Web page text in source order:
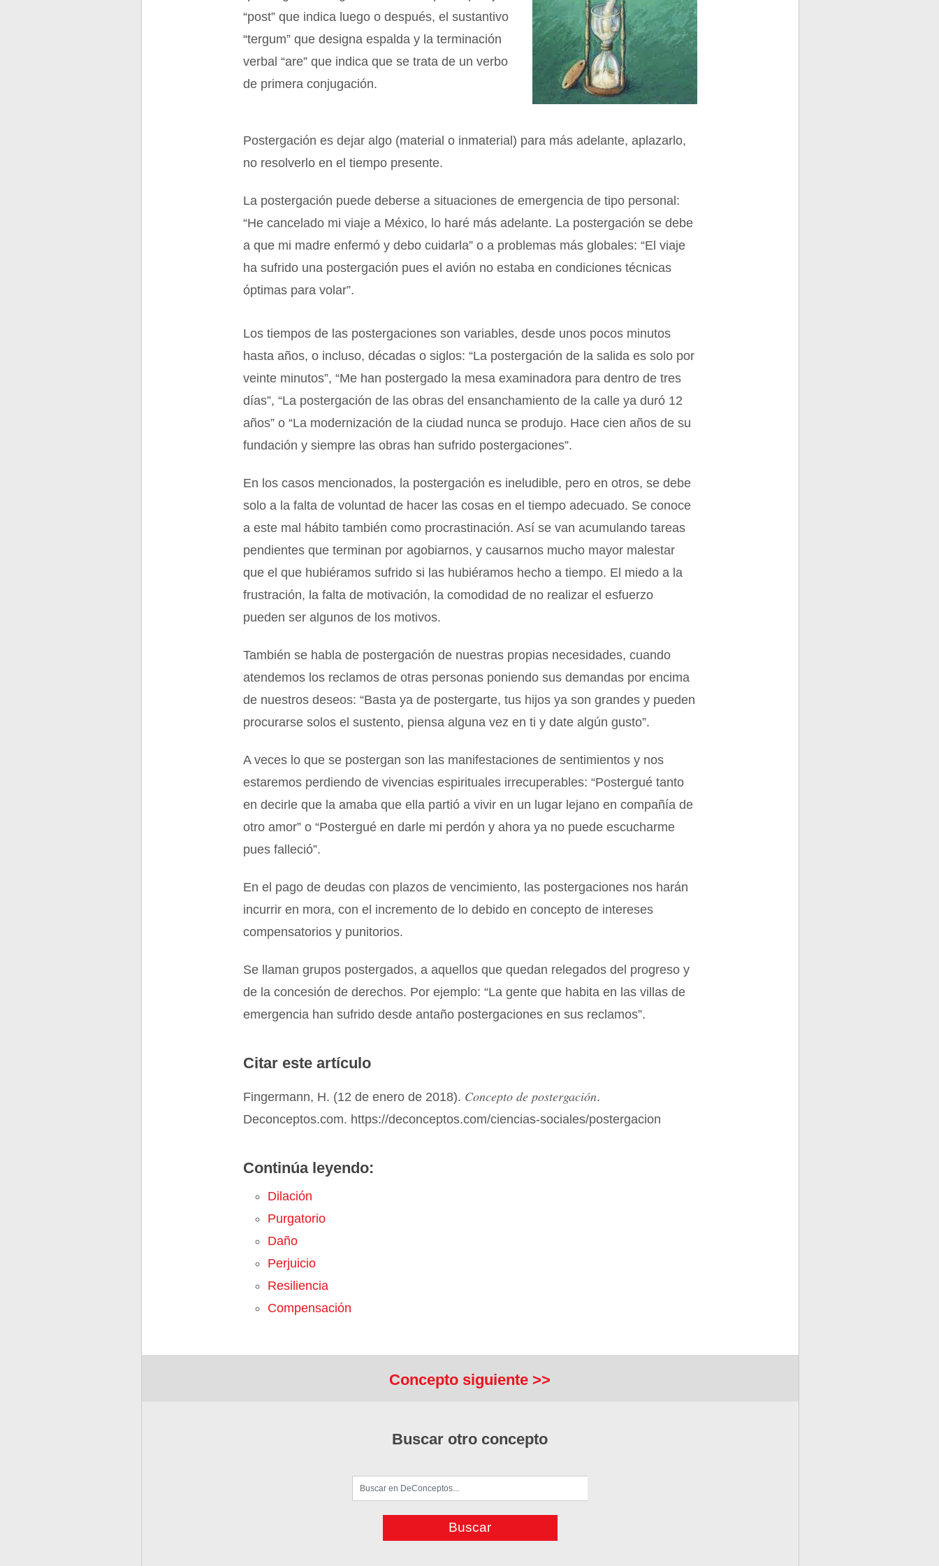
“post” que indica luego o después, el sustantivo
“tergum” que designa espalda y la terminación
verbal “are” que indica que se trata de un verbo
de primera conjugación.
Postergación es dejar algo (material o inmaterial) para más adelante, aplazarlo,
no resolverlo en el tiempo presente.
La postergación puede deberse a situaciones de emergencia de tipo personal:
“He cancelado mi viaje a México, lo haré más adelante. La postergación se debe
a que mi madre enfermó y debo cuidarla” o a problemas más globales: “El viaje
ha sufrido una postergación pues el avión no estaba en condiciones técnicas
óptimas para volar”.
Los tiempos de las postergaciones son variables, desde unos pocos minutos
hasta años, o incluso, décadas o siglos: “La postergación de la salida es solo por
veinte minutos”, “Me han postergado la mesa examinadora para dentro de tres
días”, “La postergación de las obras del ensanchamiento de la calle ya duró 12
años” o “La modernización de la ciudad nunca se produjo. Hace cien años de su
fundación y siempre las obras han sufrido postergaciones”.
En los casos mencionados, la postergación es ineludible, pero en otros, se debe
solo a la falta de voluntad de hacer las cosas en el tiempo adecuado. Se conoce
a este mal hábito también como procrastinación. Así se van acumulando tareas
pendientes que terminan por agobiarnos, y causarnos mucho mayor malestar
que el que hubiéramos sufrido si las hubiéramos hecho a tiempo. El miedo a la
frustración, la falta de motivación, la comodidad de no realizar el esfuerzo
pueden ser algunos de los motivos.
También se habla de postergación de nuestras propias necesidades, cuando
atendemos los reclamos de otras personas poniendo sus demandas por encima
de nuestros deseos: “Basta ya de postergarte, tus hijos ya son grandes y pueden
procurarse solos el sustento, piensa alguna vez en ti y date algún gusto”.
A veces lo que se postergan son las manifestaciones de sentimientos y nos
estaremos perdiendo de vivencias espirituales irrecuperables: “Postergué tanto
en decirle que la amaba que ella partió a vivir en un lugar lejano en compañía de
otro amor” o “Postergué en darle mi perdón y ahora ya no puede escucharme
pues falleció”.
En el pago de deudas con plazos de vencimiento, las postergaciones nos harán
incurrir en mora, con el incremento de lo debido en concepto de intereses
compensatorios y punitorios.
Se llaman grupos postergados, a aquellos que quedan relegados del progreso y
de la concesión de derechos. Por ejemplo: “La gente que habita en las villas de
emergencia han sufrido desde antaño postergaciones en sus reclamos”.
Citar este artículo
Fingermann, H. (12 de enero de 2018). Concepto de postergación.
Deconceptos.com. https://deconceptos.com/ciencias-sociales/postergacion
Continúa leyendo:
Dilación
Purgatorio
Daño
Perjuicio
Resiliencia
Compensación
Concepto siguiente >>
Buscar otro concepto